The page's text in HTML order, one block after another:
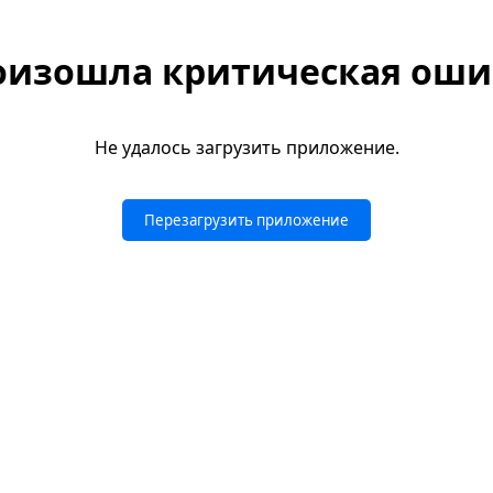
критическая
Не удалось загрузить приложение.
Перезагрузить приложение